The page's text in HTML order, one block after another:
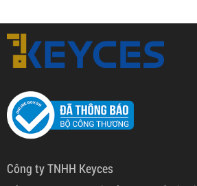
Công ty TNHH Keyces